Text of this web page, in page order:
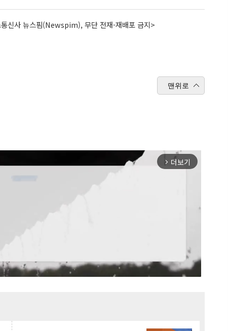
신사 뉴스핌(Newspim), 무단 전재-재배포 금지>
맨위로
arrow_forward_ios 더보기